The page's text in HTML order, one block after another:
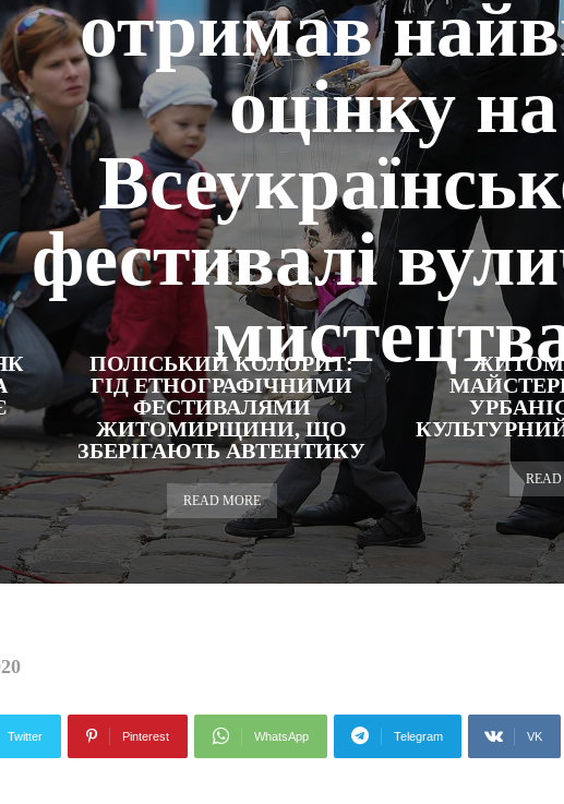
отримав
оцінку на
фестивалі
ПОЛІСЬКИЙ КОЛОРИТ:
ГІД ЕТНОГРАФІЧНИМИ
ФЕСТИВАЛЯМИ
ЖИТОМИРЩИНИ, ЩО
ЗБЕРІГАЮТЬ АВТЕНТИКУ
READ MORE
READ
Twitter Pinterest WhatsApp Telegram VK